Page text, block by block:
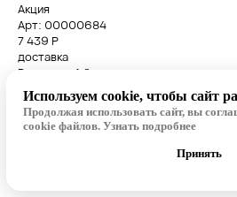
Акция
Арт: 00000684
7 439 Р
доставка
В наличии
1-2 дня
Школьные стулья пластиковые
Стул ученический Сигма, пастельно
Подробнее
Используем cookie, чтобы сайт
Продолжая использовать сайт, вы
cookie файлов.Узнать подробнее
Принять